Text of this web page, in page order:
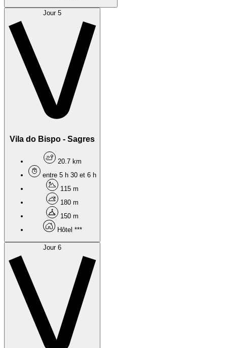
Jour 5
Vila do Bispo - Sagres
20.7 km
entre 5 h 30 et 6 h
115 m
180 m
150 m
Hôtel ***
Jour 6